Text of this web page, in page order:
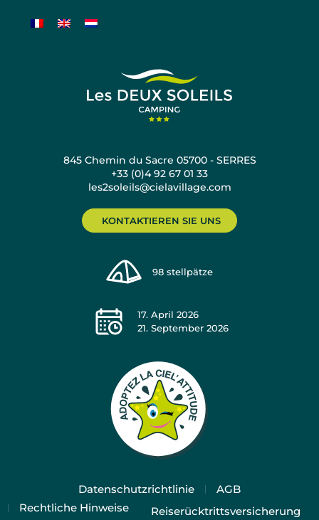
845 Chemin du Sacre 05700 - SERRES
+33 (0)4 92 67 01 33
les2soleils@cielavillage.com
KONTAKTIEREN SIE UNS
98 stellpätze
17. April 2026
21. September 2026
Datenschutzrichtlinie
AGB
Rechtliche Hinweise
Reiserücktrittsversicherung